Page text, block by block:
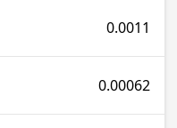
0.0011
0.00062